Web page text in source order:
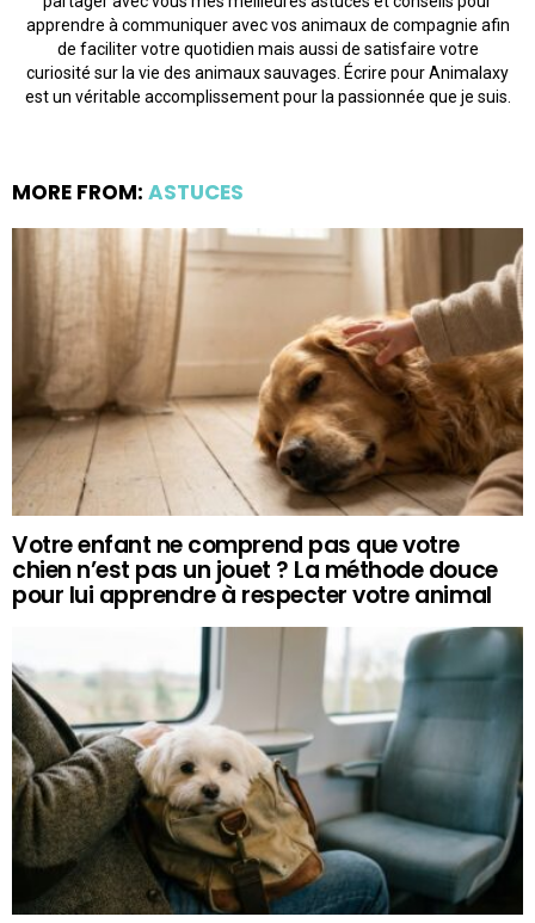
apprendre à communiquer avec vos animaux de compagnie afin
de faciliter votre quotidien mais aussi de satisfaire votre
curiosité sur la vie des animaux sauvages. Écrire pour Animalaxy
est un véritable accomplissement pour la passionnée que je suis.
MORE FROM: ASTUCES
Votre enfant ne comprend pas que votre
chien n’est pas un jouet ? La méthode douce
pour lui apprendre à respecter votre animal